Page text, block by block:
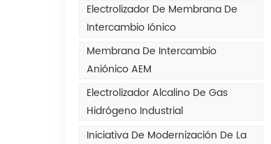
Electrolizador De Membrana De
Intercambio Iónico
Membrana De Intercambio
Aniónico AEM
Electrolizador Alcalino De Gas
Hidrógeno Industrial
Iniciativa De Modernización De La